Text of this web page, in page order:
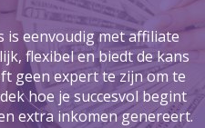
is eenvoudig met affiliate
flexibel en biedt de kans
geen expert te zijn om te
hoe je succesvol begint
extra inkomen genereert.